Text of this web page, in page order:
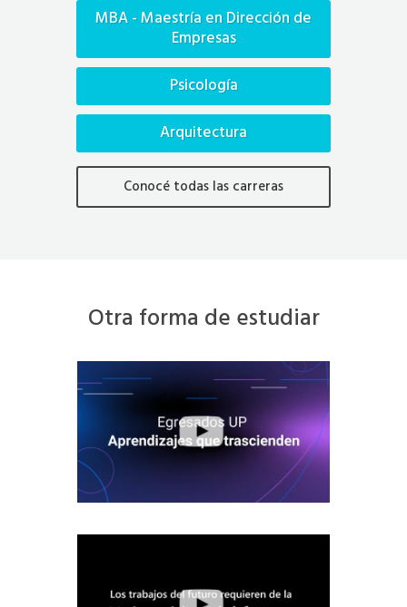
MBA - Maestría en Dirección de
Empresas
Psicología
Arquitectura
Conocé todas las carreras
Otra forma de estudiar